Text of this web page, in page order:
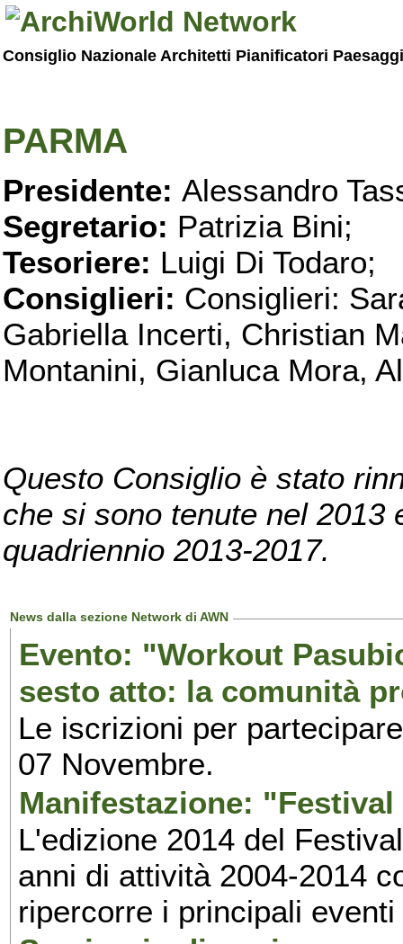
Consiglio Nazionale Architetti Pianificatori
PARMA
Presidente: Alessandro
Segretario: Patrizia Bini;
Tesoriere: Luigi Di Todaro;
Consiglieri: Consiglieri:
Gabriella Incerti, Christian
Montanini, Gianluca Mora,
Questo Consiglio è stato
che si sono tenute nel 2013
quadriennio 2013-2017.
News dalla sezione Network di AWN
Evento: "Workout
sesto atto: la comunità
Le iscrizioni per
07 Novembre.
Manifestazione:
L'edizione 2014 del
anni di attività 2004-2014
ripercorre i principali